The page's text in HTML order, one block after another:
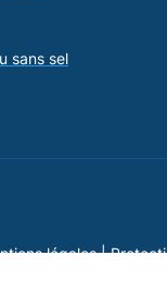
sans sel
légales|